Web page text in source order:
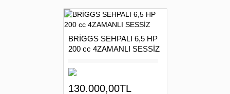
BRİGGS SEHPALI 6,5 HP
200 cc 4ZAMANLI SESSİZ
130.000,00TL